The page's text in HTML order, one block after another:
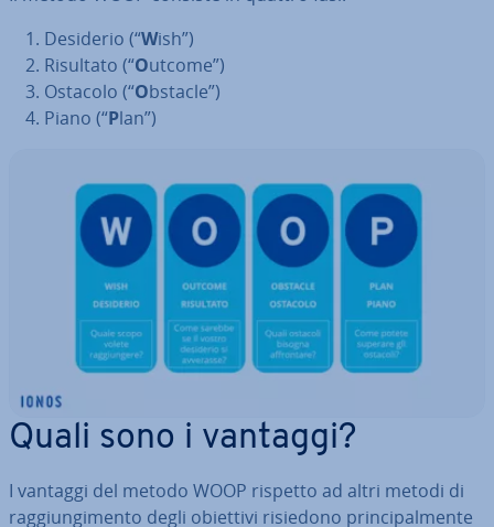
Desiderio (“Wish”)
Risultato (“Outcome”)
Ostacolo (“Obstacle”)
Piano (“Plan”)
Quali sono i vantaggi?
I vantaggi del metodo WOOP rispetto ad altri metodi di
rag­giun­gi­men­to degli obiettivi risiedono prin­ci­pal­men­te